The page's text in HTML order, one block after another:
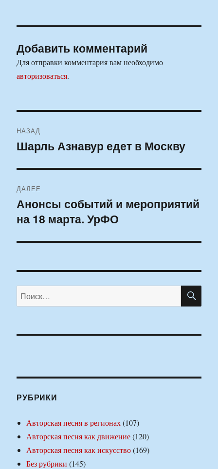
Добавить комментарий
Для отправки комментария вам необходимо
авторизоваться.
по
НАЗАД
Предыдущая
Шарль Азнавур едет в Москву
ДАЛЕЕ
Следующая
запись:
Анонсы событий и мероприятий
на 18 марта. УрФО
Искать:
РУБРИКИ
Авторская песня в регионах(107)
Авторская песня как движение(120)
Авторская песня как искусство(169)
Без рубрики (145)